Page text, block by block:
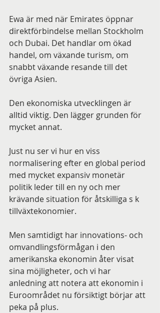
Ewa är med när Emirates öppnar
direktförbindelse mellan Stockholm
och Dubai. Det handlar om ökad
handel, om växande turism, om
snabbt växande resande till det
övriga Asien.
Den ekonomiska utvecklingen är
alltid viktig. Den lägger grunden för
mycket annat.
Just nu ser vi hur en viss
normalisering efter en global period
med mycket expansiv monetär
politik leder till en ny och mer
krävande situation för åtskilliga s k
tillväxtekonomier.
Men samtidigt har innovations- och
omvandlingsförmågan i den
amerikanska ekonomin åter visat
sina möjligheter, och vi har
anledning att notera att ekonomin i
Euroområdet nu försiktigt börjar att
peka på plus.